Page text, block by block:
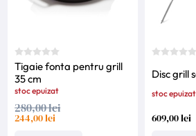
Tigaie fonta pentru grill
35 cm
stoc epuizat
280,00 lei
244,00 lei
Disc grill
stoc epuizat
609,00 lei